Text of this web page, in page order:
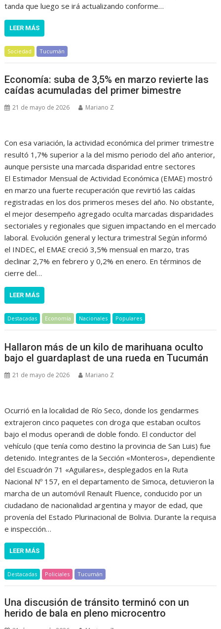
tanda que luego se irá actualizando conforme…
LEER MÁS
Sociedad Tucumán
Economía: suba de 3,5% en marzo revierte las
caídas acumuladas del primer bimestre
21 de mayo de 2026 Mariano Z
Con esa variación, la actividad económica del primer trimestre
resultó 1,7% superior a la del mismo periodo del año anterior,
aunque persiste una marcada disparidad entre sectores
El Estimador Mensual de Actividad Económica (EMAE) mostró
en marzo una fuerte recuperación que revirtió las caídas
registradas en los dos primeros meses del año. No obstante,
el mejor desempeño agregado oculta marcadas disparidades
sectoriales y regionales que siguen impactando en el mercado
laboral. Evolución general y lectura trimestral Según informó
el INDEC, el EMAE creció 3,5% mensual en marzo, tras
declinar 2,7% en febrero y 0,2% en enero. En términos de
cierre del…
LEER MÁS
Destacadas Economía Nacionales Populares
Hallaron más de un kilo de marihuana oculto
bajo el guardaplast de una rueda en Tucumán
21 de mayo de 2026 Mariano Z
Ocurrió en la localidad de Río Seco, donde los gendarmes
extrajeron cinco paquetes con droga que estaban ocultos
bajo el modus operandi de doble fondo. El conductor del
vehículo (que tenía como destino la provincia de San Luis) fue
detenido. Integrantes de la Sección «Monteros», dependiente
del Escuadrón 71 «Aguilares», desplegados en la Ruta
Nacional Nº 157, en el departamento de Simoca, detuvieron la
marcha de un automóvil Renault Fluence, conducido por un
ciudadano de nacionalidad argentina y mayor de edad, que
provenía del Estado Plurinacional de Bolivia. Durante la requisa
e inspección…
LEER MÁS
Destacadas Policiales Tucumán
Una discusión de tránsito terminó con un
herido de bala en pleno microcentro